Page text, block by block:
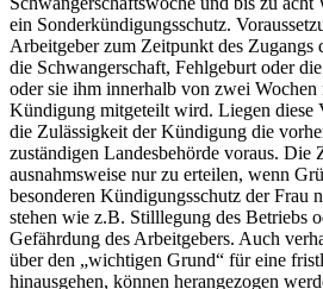
ein Sonderkündigungsschutz.
Arbeitgeber zum Zeitpunkt des
die Schwangerschaft, Fehlgeburt oder
oder sie ihm innerhalb von zwei Wochen
Kündigung mitgeteilt wird. Liegen diese
die Zulässigkeit der Kündigung die
zuständigen Landesbehörde voraus. Die
ausnahmsweise nur zu erteilen, wenn
besonderen Kündigungsschutz der Frau
stehen wie z.B. Stilllegung des Betriebs
Gefährdung des Arbeitgebers. Auch
über den „wichtigen Grund“ für eine
hinausgehen, können herangezogen